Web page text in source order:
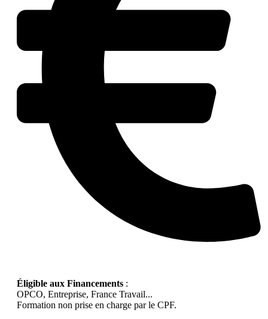
Éligible aux Financements :
OPCO, Entreprise, France Travail...
Formation non prise en charge par le CPF.